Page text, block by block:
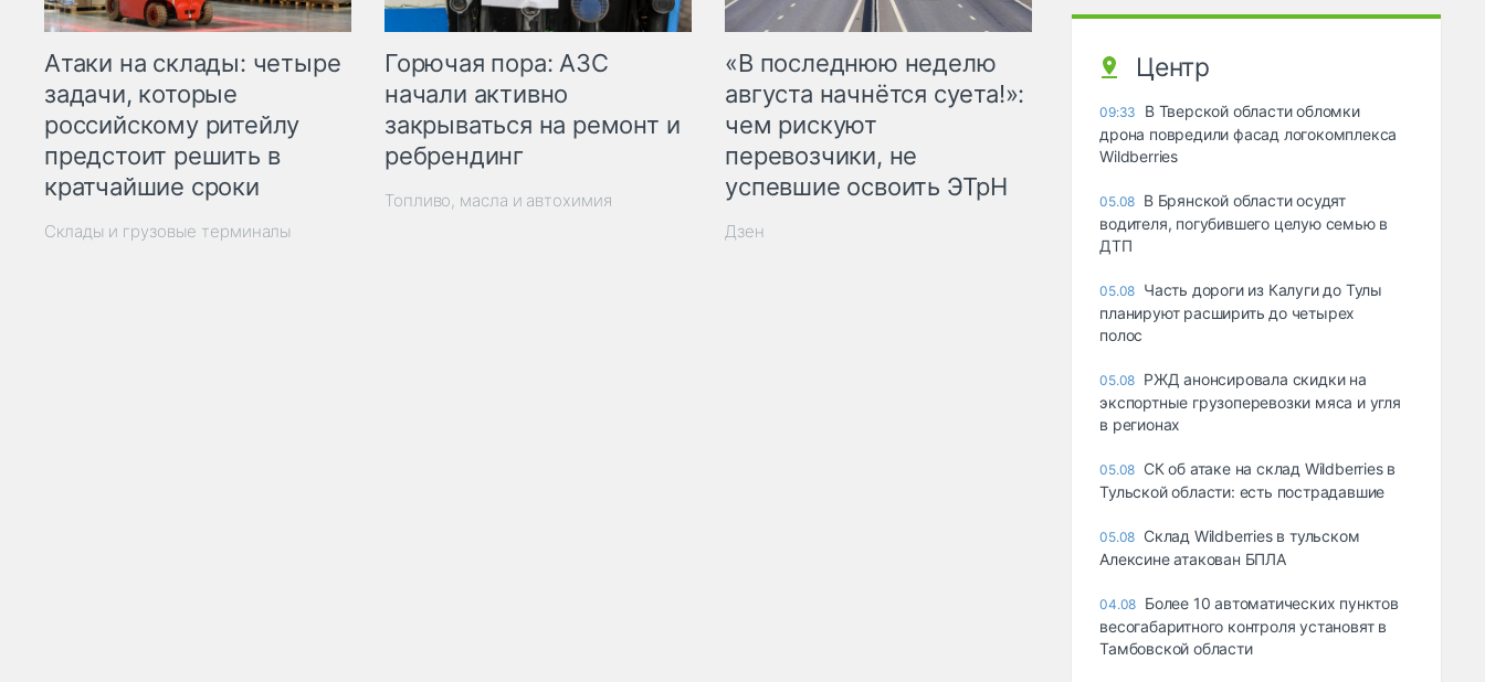
Атаки на склады: четыре
задачи, которые
российскому ритейлу
предстоит решить в
кратчайшие сроки
Склады и грузовые терминалы
Горючая пора: АЗС
начали активно
закрываться на ремонт и
ребрендинг
Топливо, масла и автохимия
«В последнюю неделю
августа начнётся суета!»:
чем рискуют
перевозчики, не
успевшие освоить ЭТрН
Дзен
Центр
09:33
В Тверской области обломки
дрона повредили фасад логокомплекса
Wildberries
05.08 В Брянской области осудят
водителя, погубившего целую семью в
ДТП
05.08 Часть дороги из Калуги до Тулы
планируют расширить до четырех
полос
05.08 РЖД анонсировала скидки на
экспортные грузоперевозки мяса и угля
в регионах
05.08 СК об атаке на склад Wildberries в
Тульской области: есть пострадавшие
05.08 Склад Wildberries в тульском
Алексине атакован БПЛА
04.08 Более 10 автоматических пунктов
весогабаритного контроля установят в
Тамбовской области